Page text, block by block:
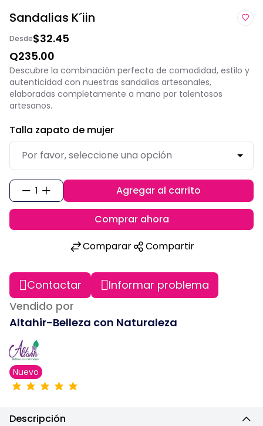
Sandalias K´iin
Desde$32.45
Q235.00
Descubre la combinación perfecta de comodidad, estilo y
autenticidad con nuestras sandalias artesanales,
elaboradas completamente a mano por talentosos
artesanos.
Talla zapato de mujer
1 Agregar al carrito
Comprar ahora
Comparar
Compartir
Contactar
Informar problema
Vendido por
Altahir-Belleza con Naturaleza
Nuevo
Descripción